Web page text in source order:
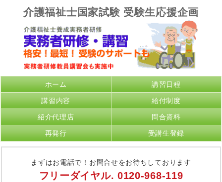
介護福祉士国家試験 受験生応援企画
ホーム 講習日程
講習内容 給付制度
紹介代理店 問合資料
再発行 受講生登録
まずはお電話で！お問合せをお待ちしております
フリーダイヤル. 0120-968-119